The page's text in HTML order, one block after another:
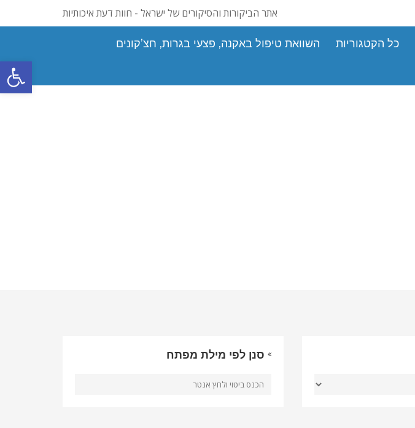
פתח
אתר הביקורות והסיקורים של ישראל - חוות דעת איכותיות
כל הקטגוריות
השוואת טיפול באקנה, פצעי בגרות, חצ’קונים
סנן לפי מילת מפתח